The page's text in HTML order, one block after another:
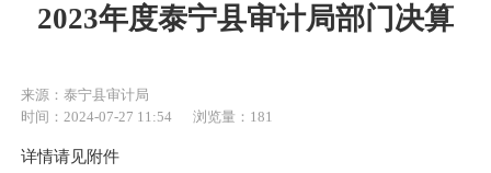
2023年度泰宁县审计局部门决算
来源：泰宁县审计局
时间：2024-07-27 11:54
浏览量：181
详情请见附件